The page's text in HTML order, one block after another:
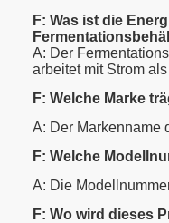
F: Was ist die
A: Der
arbeitet mit Strom
F: Welche Marke
A: Der Markenname
F: Welche
A: Die
F: Wo wird dieses